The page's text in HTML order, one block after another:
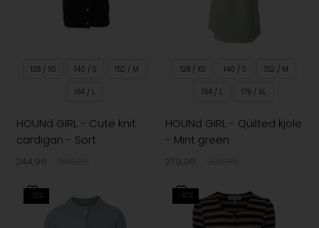
128 / XS 140 / S 152 / M
164 / L
HOUNd GIRL - Cute knit
cardigan - Sort
244,96
128 / XS 140 / S 152 / M
164 / L 176 / XL
HOUNd GIRL - Quilted kjole
- Mint green
279,96
-30% -40%